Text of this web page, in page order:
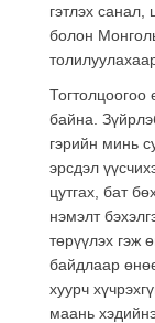
гэтлэх
болон
Тогтолцоогоо
байна.
гэрийн минь
эрсдэл
цутгах, бат
нэмэлт
төрүүлэх гэж
байдлаар
хуурч
маань